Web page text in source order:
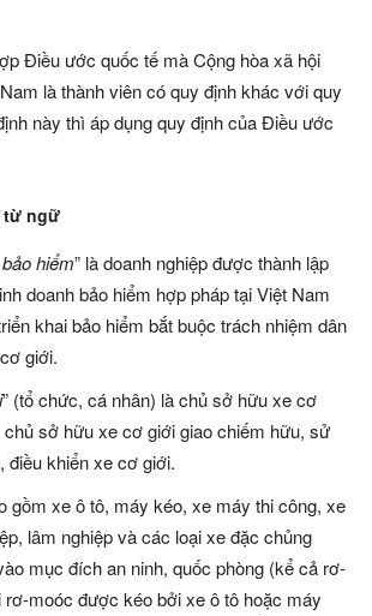
Điều ước quốc tế mà Cộng hòa xã hội
là thành viên có quy định khác với quy
này thì áp dụng quy định của Điều ước
từ ngữ
hiểm” là doanh nghiệp được thành lập
doanh bảo hiểm hợp pháp tại Việt Nam
khai bảo hiểm bắt buộc trách nhiệm dân
giới.
” (tổ chức, cá nhân) là chủ sở hữu xe cơ
sở hữu xe cơ giới giao chiếm hữu, sử
điều khiển xe cơ giới.
gồm xe ô tô, máy kéo, xe máy thi công, xe
lâm nghiệp và các loại xe đặc chủng
mục đích an ninh, quốc phòng (kể cả rơ-
moóc được kéo bởi xe ô tô hoặc máy